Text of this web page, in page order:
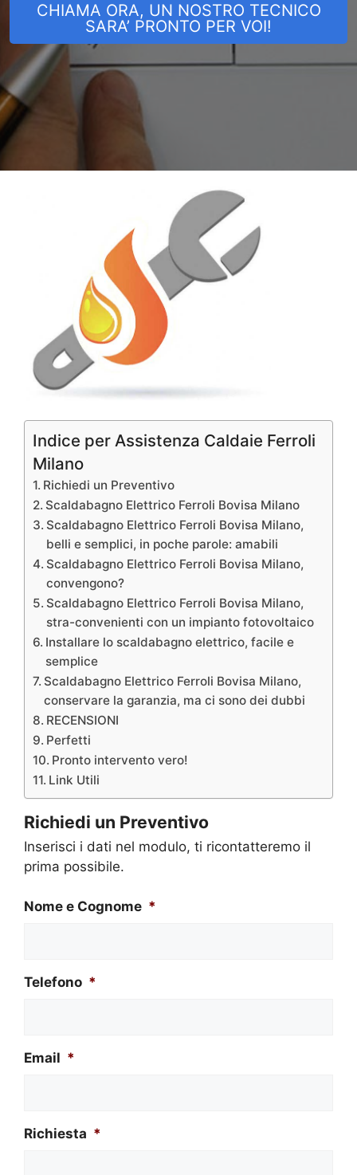
CHIAMA ORA, UN NOSTRO TECNICO
SARA’ PRONTO PER VOI!
Indice per Assistenza Caldaie Ferroli
Milano
Richiedi un Preventivo
Scaldabagno Elettrico Ferroli Bovisa Milano
Scaldabagno Elettrico Ferroli Bovisa Milano,
belli e semplici, in poche parole: amabili
Scaldabagno Elettrico Ferroli Bovisa Milano,
convengono?
Scaldabagno Elettrico Ferroli Bovisa Milano,
stra-convenienti con un impianto fotovoltaico
Installare lo scaldabagno elettrico, facile e
semplice
Scaldabagno Elettrico Ferroli Bovisa Milano,
conservare la garanzia, ma ci sono dei dubbi
RECENSIONI
Perfetti
Pronto intervento vero!
Link Utili
Richiedi un Preventivo
Inserisci i dati nel modulo, ti ricontatteremo il
prima possibile.
Nome e Cognome *
Telefono *
Email *
Richiesta *